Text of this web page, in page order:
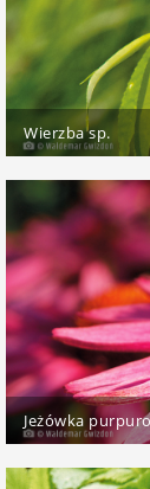
Wierzba sp.
Jeżówka